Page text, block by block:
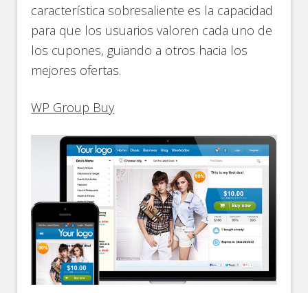
característica sobresaliente es la capacidad
para que los usuarios valoren cada uno de
los cupones, guiando a otros hacia los
mejores ofertas.
WP Group Buy